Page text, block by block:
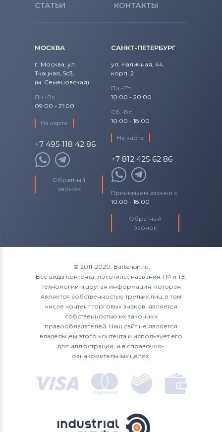
СТАТЬИ
КОНТАКТЫ
МОСКВА
г. Москва, ул.
Ткацкая, 5с3,
(м. Семеновская)
Пн.-Вс.
09:00 - 21:00
На карте
+7 495 118 42 86
Обратный
звонок
САНКТ-ПЕТЕРБУРГ
ул. Наличная, 44,
корп. 2
Пн.-Пт.
10:00 - 20:00
Сб.-Вс.
10:00 - 18:00
На карте
+7 812 425 62 86
Принимаем звонки с
10:00 - 18:00
Обратный
звонок
© 2011-2020. Batterion.ru
Все виды контента: логотипы, названия ТМ и ТЗ,
технологии и другая информация, которая
является собственностью третьих лиц, в том
числе контент торговых знаков, является
собственностью их законных
правообладателей. Наш сайт не является
владельцем этого контента и использует его
для иллюстрации, и в справочно-
ознакомительных целях.